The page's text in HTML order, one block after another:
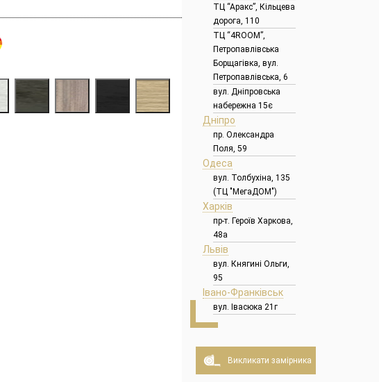
ТЦ “Аракс”, Кільцева
дорога, 110
ТЦ “4ROOM”,
Петропавлівська
Борщагівка, вул.
Петропавлівська, 6
вул. Дніпровська
набережна 15є
Дніпро
пр. Олександра
Поля, 59
Одеса
вул. Толбухіна, 135
(ТЦ "МегаДОМ")
Харків
пр-т. Героїв Харкова,
48а
Львів
вул. Княгині Ольги,
95
Івано-Франківськ
вул. Івасюка 21г
Викликати замірника